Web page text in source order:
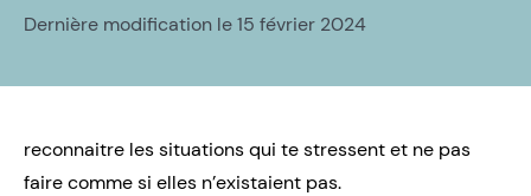
Dernière modification le 15 février 2024
reconnaitre les situations qui te stressent et ne pas
faire comme si elles n’existaient pas.